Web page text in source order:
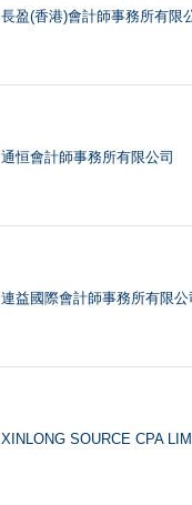
長盈(香港)會計師事務所有限
通恒會計師事務所有限公司
連益國際會計師事務所有限公
XINLONG SOURCE CPA